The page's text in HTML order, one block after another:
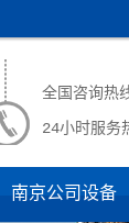
全国咨询热
24小时服务
南京公司设备